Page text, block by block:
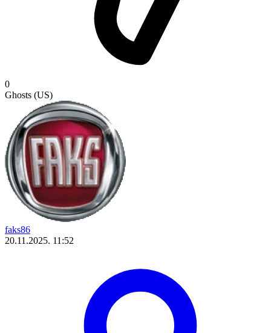
0
Ghosts (US)
faks86
20.11.2025. 11:52